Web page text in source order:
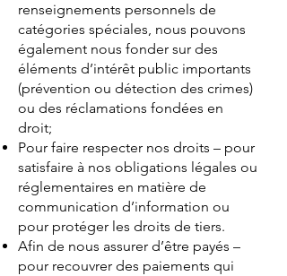
renseignements personnels de
catégories spéciales, nous pouvons
également nous fonder sur des
éléments d’intérêt public importants
(prévention ou détection des crimes)
ou des réclamations fondées en
droit;
Pour faire respecter nos droits – pour
satisfaire à nos obligations légales ou
réglementaires en matière de
communication d’information ou
pour protéger les droits de tiers.
Afin de nous assurer d’être payés –
pour recouvrer des paiements qui